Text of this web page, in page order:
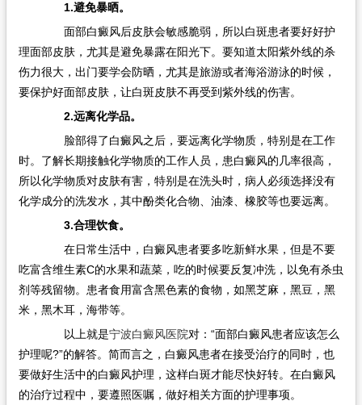
1.避免暴晒。
面部白癜风后皮肤会敏感脆弱，所以白斑患者要好好护
理面部皮肤，尤其是避免暴露在阳光下。要知道太阳紫外线的杀
伤力很大，出门要学会防晒，尤其是旅游或者海浴游泳的时候，
要保护好面部皮肤，让白斑皮肤不再受到紫外线的伤害。
2.远离化学品。
脸部得了白癜风之后，要远离化学物质，特别是在工作
时。了解长期接触化学物质的工作人员，患白癜风的几率很高，
所以化学物质对皮肤有害，特别是在洗头时，病人必须选择没有
化学成分的洗发水，其中酚类化合物、油漆、橡胶等也要远离。
3.合理饮食。
在日常生活中，白癜风患者要多吃新鲜水果，但是不要
吃富含维生素C的水果和蔬菜，吃的时候要反复冲洗，以免有杀虫
剂等残留物。患者食用富含黑色素的食物，如黑芝麻，黑豆，黑
米，黑木耳，海带等。
以上就是宁波白癜风医院对：“面部白癜风患者应该怎么
护理呢?”的解答。简而言之，白癜风患者在接受治疗的同时，也
要做好生活中的白癜风护理，这样白斑才能尽快好转。在白癜风
的治疗过程中，要遵照医嘱，做好相关方面的护理事项。